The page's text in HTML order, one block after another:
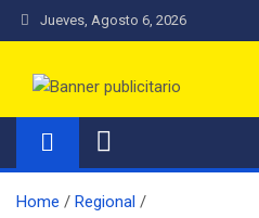
Jueves, Agosto 6, 2026
Radio Los
Una Radio con Nombre de
Home
Regional